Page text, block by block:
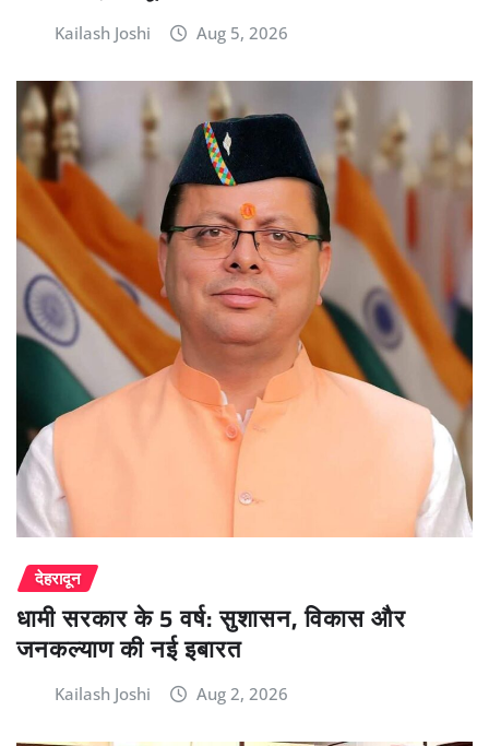
Kailash Joshi Aug 5, 2026
देहरादून
धामी सरकार के 5 वर्ष: सुशासन, विकास और
जनकल्याण की नई इबारत
Kailash Joshi Aug 2, 2026